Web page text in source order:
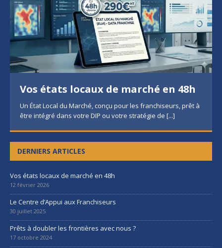
Vos états locaux de marché en 48h
Un État Local du Marché, conçu pour les franchiseurs, prêt à
être intégré dans votre DIP ou votre stratégie de [...]
DERNIERS ARTICLES
Vos états locaux de marché en 48h
12 février 2026
Le Centre d’Appui aux Franchiseurs
30 juillet 2025
Prêts à doubler les frontières avec nous ?
17 octobre 2024